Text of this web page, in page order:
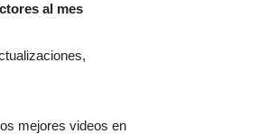
al mes
mejores videos en